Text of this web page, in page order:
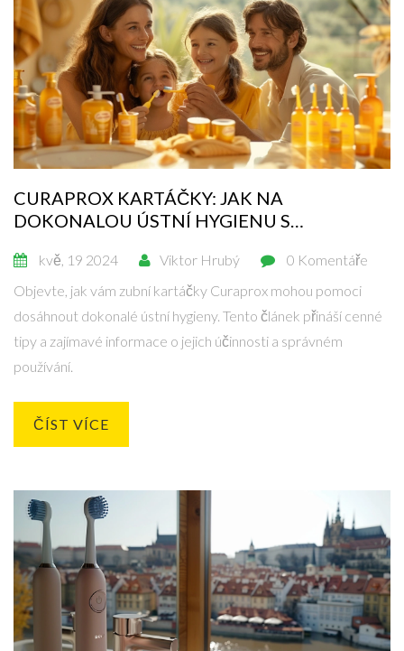
CURAPROX KARTÁČKY: JAK NA
DOKONALOU ÚSTNÍ HYGIENU S
kvě, 19 2024 Viktor Hrubý
0 Komentáře
Objevte, jak vám zubní kartáčky Curaprox mohou pomoci
dosáhnout dokonalé ústní hygieny. Tento článek přináší cenné
tipy a zajímavé informace o jejich účinnosti a správném
používání.
ČÍST VÍCE